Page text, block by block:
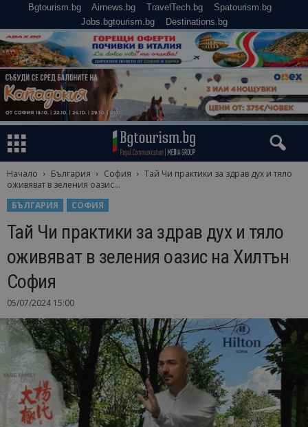
Bgtourism.bg Airnews.bg TravelTech.bg
Spatourism.bg
Jobs.bgtourism.bg
Destinations.bg
Начало България София
Тай Чи практики за здрав дух и тяло
оживяват в зеления оазис...
БЪЛГАРИЯ
СОФИЯ
Тай Чи практики за здрав дух и тяло
оживяват в зеления оазис на Хилтън
София
05/07/2024 15:00